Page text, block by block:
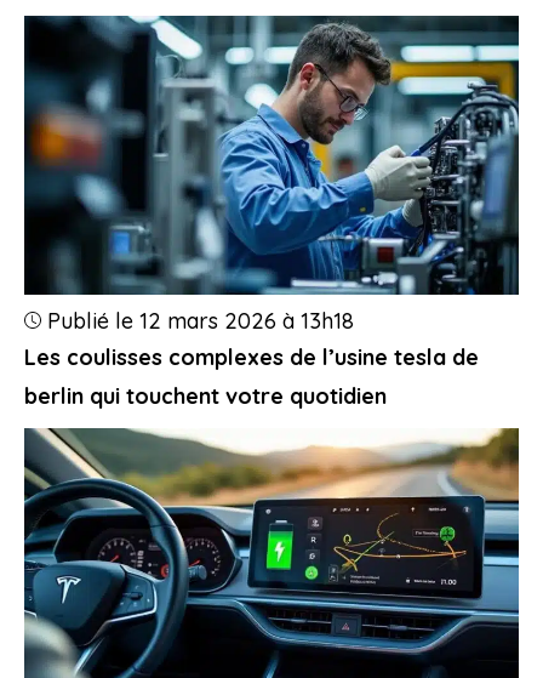
Les coulisses complexes de l’usine tesla de
berlin qui touchent votre quotidien
Publié le 12 mars 2026 à 13h18